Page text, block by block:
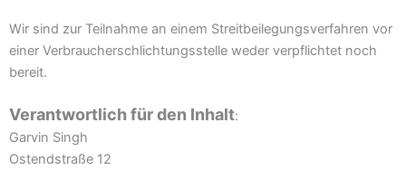
Wir sind zur Teilnahme an einem Streitbeilegungsverfahren vor
einer Verbraucherschlichtungsstelle weder verpflichtet noch
bereit.
Verantwortlich für den Inhalt:
Garvin Singh
Ostendstraße 12